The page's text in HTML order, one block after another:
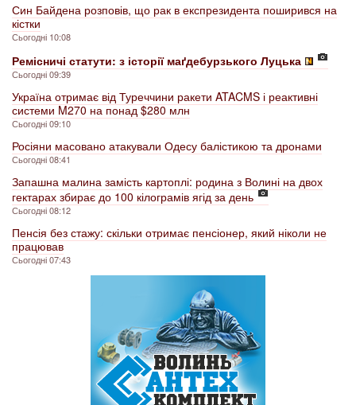
Син Байдена розповів, що рак в експрезидента поширився на
кістки
Сьогодні 10:08
Ремісничі статути: з історії маґдебурзького Луцька
Сьогодні 09:39
Україна отримає від Туреччини ракети ATACMS і реактивні
системи M270 на понад $280 млн
Сьогодні 09:10
Росіяни масовано атакували Одесу балістикою та дронами
Сьогодні 08:41
Запашна малина замість картоплі: родина з Волині на двох
гектарах збирає до 100 кілограмів ягід за день
Сьогодні 08:12
Пенсія без стажу: скільки отримає пенсіонер, який ніколи не
працював
Сьогодні 07:43